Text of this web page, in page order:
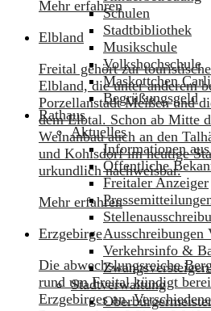
Schulen
Stadtbibliothek
Musikschule
Volkshochschule
Maskottchen Carli
Begrüßungsgeld
Rathaus
Aktuelles
Informationen
Öffentliche
Freitaler Anzeiger
Verkehrsinfo &
Stadtverwaltung
Mehr erfahren
Elbland
Freital gehört zur
Elbland, die unter anderem
Porzellanstadt Meißen und
dem Elbtal. Schon ab Mitte
Weinanbau auch an den
und Kohlsdorf im heutige
urkundlich nachweisbar.
Mehr erfahren
Erzgebirge
Die abwechslungsreiche
rund um Freital kündigt
Erzgebirges an.